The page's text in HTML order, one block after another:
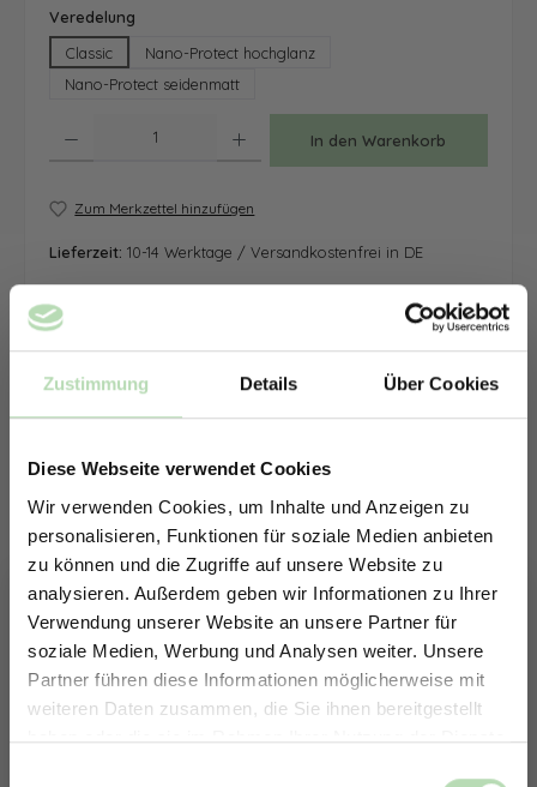
Zustimmung Details Über Cookies
Diese Webseite verwendet Cookies
Wir verwenden Cookies, um Inhalte und Anzeigen zu
personalisieren, Funktionen für soziale Medien anbieten
zu können und die Zugriffe auf unsere Website zu
analysieren. Außerdem geben wir Informationen zu Ihrer
Verwendung unserer Website an unsere Partner für
soziale Medien, Werbung und Analysen weiter. Unsere
Partner führen diese Informationen möglicherweise mit
weiteren Daten zusammen, die Sie ihnen bereitgestellt
haben oder die sie im Rahmen Ihrer Nutzung der Dienste
Veredelung
Classic
Nano-Protect hochglanz
Nano-Protect seidenmatt
In den Warenkorb
Zum Merkzettel hinzufügen
Lieferzeit: 10-14 Werktage / Versandkostenfrei in DE
ERHALTE 5% RABATT AUF
DEINE RÜCKWÄNDE